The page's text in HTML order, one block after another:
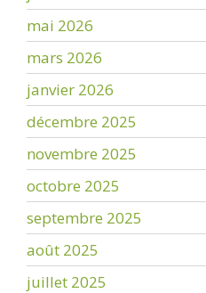
mai 2026
mars 2026
janvier 2026
décembre 2025
novembre 2025
octobre 2025
septembre 2025
août 2025
juillet 2025